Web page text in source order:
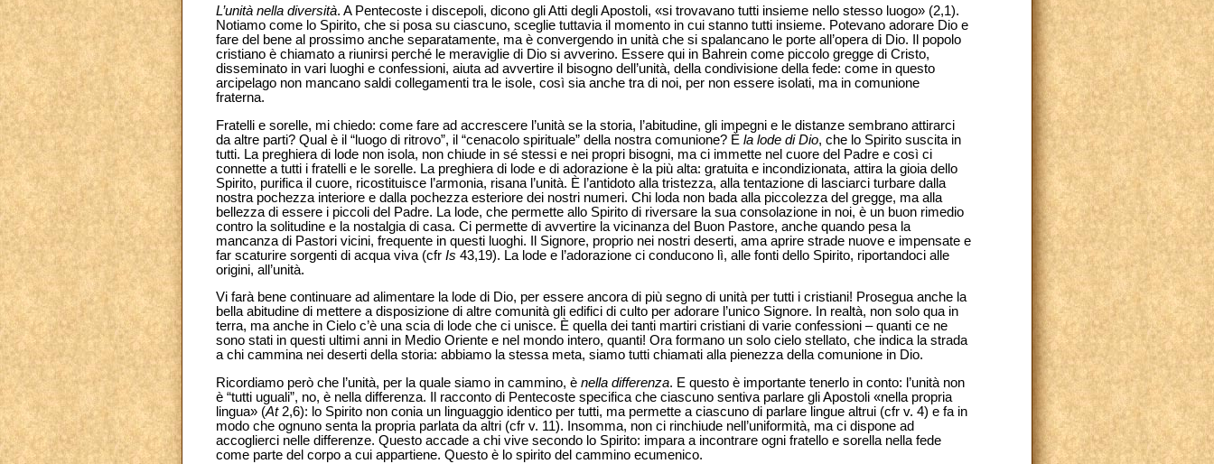
L’unità nella diversità. A Pentecoste i discepoli, dicono gli Atti degli Apostoli, «si trovavano tutti insieme nello stesso luogo» (2,1).
Notiamo come lo Spirito, che si posa su ciascuno, sceglie tuttavia il momento in cui stanno tutti insieme. Potevano adorare Dio e
fare del bene al prossimo anche separatamente, ma è convergendo in unità che si spalancano le porte all’opera di Dio. Il popolo
cristiano è chiamato a riunirsi perché le meraviglie di Dio si avverino. Essere qui in Bahrein come piccolo gregge di Cristo,
disseminato in vari luoghi e confessioni, aiuta ad avvertire il bisogno dell’unità, della condivisione della fede: come in questo
arcipelago non mancano saldi collegamenti tra le isole, così sia anche tra di noi, per non essere isolati, ma in comunione
fraterna.
Fratelli e sorelle, mi chiedo: come fare ad accrescere l’unità se la storia, l’abitudine, gli impegni e le distanze sembrano attirarci
da altre parti? Qual è il “luogo di ritrovo”, il “cenacolo spirituale” della nostra comunione? È la lode di Dio, che lo Spirito suscita in
tutti. La preghiera di lode non isola, non chiude in sé stessi e nei propri bisogni, ma ci immette nel cuore del Padre e così ci
connette a tutti i fratelli e le sorelle. La preghiera di lode e di adorazione è la più alta: gratuita e incondizionata, attira la gioia dello
Spirito, purifica il cuore, ricostituisce l’armonia, risana l’unità. È l’antidoto alla tristezza, alla tentazione di lasciarci turbare dalla
nostra pochezza interiore e dalla pochezza esteriore dei nostri numeri. Chi loda non bada alla piccolezza del gregge, ma alla
bellezza di essere i piccoli del Padre. La lode, che permette allo Spirito di riversare la sua consolazione in noi, è un buon rimedio
contro la solitudine e la nostalgia di casa. Ci permette di avvertire la vicinanza del Buon Pastore, anche quando pesa la
mancanza di Pastori vicini, frequente in questi luoghi. Il Signore, proprio nei nostri deserti, ama aprire strade nuove e impensate e
far scaturire sorgenti di acqua viva (cfr Is 43,19). La lode e l’adorazione ci conducono lì, alle fonti dello Spirito, riportandoci alle
origini, all’unità.
Vi farà bene continuare ad alimentare la lode di Dio, per essere ancora di più segno di unità per tutti i cristiani! Prosegua anche la
bella abitudine di mettere a disposizione di altre comunità gli edifici di culto per adorare l’unico Signore. In realtà, non solo qua in
terra, ma anche in Cielo c’è una scia di lode che ci unisce. È quella dei tanti martiri cristiani di varie confessioni – quanti ce ne
sono stati in questi ultimi anni in Medio Oriente e nel mondo intero, quanti! Ora formano un solo cielo stellato, che indica la strada
a chi cammina nei deserti della storia: abbiamo la stessa meta, siamo tutti chiamati alla pienezza della comunione in Dio.
Ricordiamo però che l’unità, per la quale siamo in cammino, è nella differenza. E questo è importante tenerlo in conto: l’unità non
è “tutti uguali”, no, è nella differenza. Il racconto di Pentecoste specifica che ciascuno sentiva parlare gli Apostoli «nella propria
lingua» (At2,6): lo Spirito non conia un linguaggio identico per tutti, ma permette a ciascuno di parlare lingue altrui (cfr v. 4) e fa in
modo che ognuno senta la propria parlata da altri (cfr v. 11). Insomma, non ci rinchiude nell’uniformità, ma ci dispone ad
accoglierci nelle differenze. Questo accade a chi vive secondo lo Spirito: impara a incontrare ogni fratello e sorella nella fede
come parte del corpo a cui appartiene. Questo è lo spirito del cammino ecumenico.